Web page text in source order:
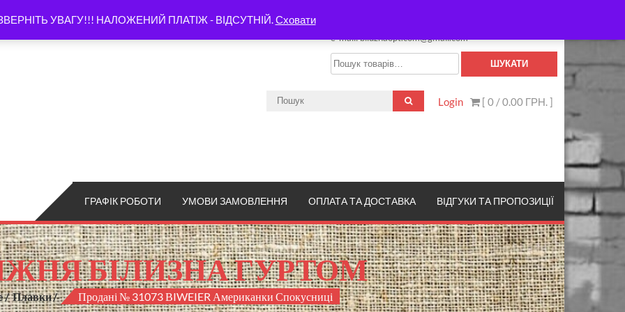
УВАГУ!!! НАЛОЖЕНИЙ ПЛАТІЖ - ВІДСУТНІЙ.Сховати
e-mail: biluznaopt.com@gmail.com
Шукати:
ШУКАТИ
[ 0 /0.00 ГРН.]
Login
ГРАФІК РОБОТИ УМОВИ ЗАМОВЛЕННЯ ОПЛАТА ТА ДОСТАВКА ВІДГУКИ ТА ПРОПОЗИЦІЇ
БІЛИЗНА ГУРТОМ
Плавки Продані № 31073 ВIWEIER Американки Спокусниці